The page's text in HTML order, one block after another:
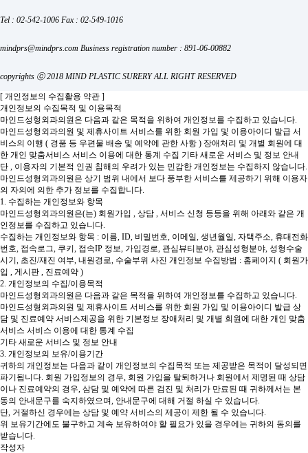
Tel : 02-542-1006 Fax : 02-549-1016
mindprs@mindprs.com Business registration number : 891-06-00882
copyrights ⓒ 2018 MIND PLASTIC SURERY ALL RIGHT RESERVED
[ 개인정보의 수집활용 약관 ]
개인정보의 수집목적 및 이용목적
마인드성형외과의원은 다음과 같은 목적을 위하여 개인정보를 수집하고 있습니다.
마인드성형외과의원 및 제휴사이트 서비스를 위한 회원 가입 및 이용아이디 발급 서
비스의 이행 ( 경품 등 우편물 배송 및 예약에 관한 사항 ) 장애처리 및 개별 회원에 대
한 개인 맞춤서비스 서비스 이용에 대한 통계 수집 기타 새로운 서비스 및 정보 안내
단 , 이용자의 기본적 인권 침해의 우려가 있는 민감한 개인정보는 수집하지 않습니다.
마인드성형외과의원은 상기 범위 내에서 보다 풍부한 서비스를 제공하기 위해 이용자
의 자의에 의한 추가 정보를 수집합니다.
1. 수집하는 개인정보와 항목
마인드성형외과의원은(는) 회원가입 , 상담 , 서비스 신청 등등을 위해 아래와 같은 개
인정보를 수집하고 있습니다.
수집하는 개인정보와 항목 : 이름, ID, 비밀번호, 이메일, 생년월일, 자택주소, 휴대전화
번호, 접속로그, 쿠키, 접속IP 정보, 가입경로, 관심뷰티분야, 관심성형분야, 성형수술
시기, 초진/재진 여부, 내원경로, 수술부위 사진 개인정보 수집방법 : 홈페이지 ( 회원가
입 , 게시판 , 진료예약 )
2. 개인정보의 수집/이용목적
마인드성형외과의원은 다음과 같은 목적을 위하여 개인정보를 수집하고 있습니다.
마인드성형외과의원 및 제휴사이트 서비스를 위한 회원 가입 및 이용아이디 발급 상
담 및 진료예약 서비스제공을 위한 기본정보 장애처리 및 개별 회원에 대한 개인 맞춤
서비스 서비스 이용에 대한 통계 수집
기타 새로운 서비스 및 정보 안내
3. 개인정보의 보유/이용기간
귀하의 개인정보는 다음과 같이 개인정보의 수집목적 또는 제공받은 목적이 달성되면
파기됩니다. 회원 가입정보의 경우, 회원 가입을 탈퇴하거나 회원에서 제명된 때 상담
이나 진료예약의 경우, 삼담 및 예약에 따른 검진 및 처리가 만료된 때 귀하께서는 본
동의 안내문구를 숙지하였으며, 안내문구에 대해 거절 하실 수 있습니다.
단, 거절하신 경우에는 상담 및 예약 서비스의 제공이 제한 될 수 있습니다.
위 보유기간에도 불구하고 계속 보유하여야 할 필요가 있을 경우에는 귀하의 동의를
받습니다.
작성자